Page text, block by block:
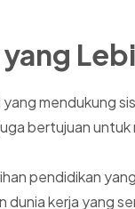
mendukung
bertujuan
pendidikan
kerja yang